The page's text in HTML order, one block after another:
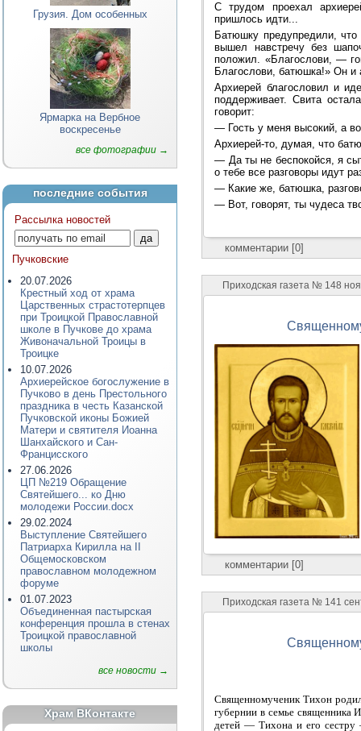
Грузия. Дом особенных
Ярмарка на Вербное
воскресенье
все фотографии →
последние события
Рассылка новостей
Пучковские
20.07.2026
Крестный ход от храма
Царственных страстотерпцев
при Троицкой Православной
школе в Пучкове до храма
Живоначальной Троицы в
Троицке
10.07.2026
Архиерейское богослужение в
Пучково в день Престольного
праздника в честь Казанской
Пучковской иконы Божией
Матери и святителя Иоанна
Шанхайского и Сан-
Францисского
27.06.2026
ЦП №219 Обращение
Святейшего... ко Дню
молодежи России.docx
29.02.2024
Выступление Святейшего
Патриарха Кирилла на II
Общемосковском
православном молодежном
форуме
01.07.2023
Объединенная пастырская
конференция прошла в стенах
Троицкой православной
школы
все новости →
Храм ВКонтакте
С трудом проехал
пришлось идти...
Батюшку предупредили,
вышел навстречу без
положил. «Благослови, —
Благослови, батюшка!» Он и
Архиерей благословил и
поддерживает. Свита
говорит:
— Гость у меня высокий, а
Архиерей-то, думая, что
— Да ты не беспокойся, я
о тебе все разговоры идут
— Какие же, батюшка,
— Вот, говорят, ты чудеса
комментарии [0]
Приходская газета № 148
комментарии [0]
Приходская газета № 141
Священномученик Тихон
губернии в семье священника
детей — Тихона и его